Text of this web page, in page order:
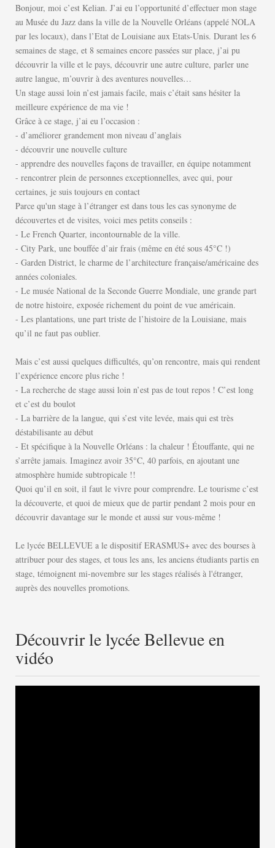
Bonjour, moi c’est Kelian. J’ai eu l’opportunité d’eﬀectuer mon stage
au Musée du Jazz dans la ville de la Nouvelle Orléans (appelé NOLA
par les locaux), dans l’Etat de Louisiane aux Etats-Unis. Durant les 6
semaines de stage, et 8 semaines encore passées sur place, j’ai pu
découvrir la ville et le pays, découvrir une autre culture, parler une
autre langue, m’ouvrir à des aventures nouvelles…
Un stage aussi loin n’est jamais facile, mais c’était sans hésiter la
meilleure expérience de ma vie !
Grâce à ce stage, j’ai eu l’occasion :
- d’améliorer grandement mon niveau d’anglais
- découvrir une nouvelle culture
- apprendre des nouvelles façons de travailler, en équipe notamment
- rencontrer plein de personnes exceptionnelles, avec qui, pour
certaines, je suis toujours en contact
Parce qu'un stage à l’étranger est dans tous les cas synonyme de
découvertes et de visites, voici mes petits conseils :
- Le French Quarter, incontournable de la ville.
- City Park, une bouﬀée d’air frais (même en été sous 45°C !)
- Garden District, le charme de l’architecture française/américaine des
années coloniales.
- Le musée National de la Seconde Guerre Mondiale, une grande part
de notre histoire, exposée richement du point de vue américain.
- Les plantations, une part triste de l’histoire de la Louisiane, mais
qu’il ne faut pas oublier.
Mais c’est aussi quelques diﬃcultés, qu’on rencontre, mais qui rendent
l’expérience encore plus riche !
- La recherche de stage aussi loin n’est pas de tout repos ! C’est long
et c’est du boulot
- La barrière de la langue, qui s’est vite levée, mais qui est très
déstabilisante au début
- Et spéciﬁque à la Nouvelle Orléans : la chaleur ! Étouﬀante, qui ne
s’arrête jamais. Imaginez avoir 35°C, 40 parfois, en ajoutant une
atmosphère humide subtropicale !!
Quoi qu’il en soit, il faut le vivre pour comprendre. Le tourisme c’est
la découverte, et quoi de mieux que de partir pendant 2 mois pour en
découvrir davantage sur le monde et aussi sur vous-même !
Le lycée BELLEVUE a le dispositif ERASMUS+ avec des bourses à
attribuer pour des stages, et tous les ans, les anciens étudiants partis en
stage, témoignent mi-novembre sur les stages réalisés à l'étranger,
auprès des nouvelles promotions.
Découvrir le lycée Bellevue en
vidéo